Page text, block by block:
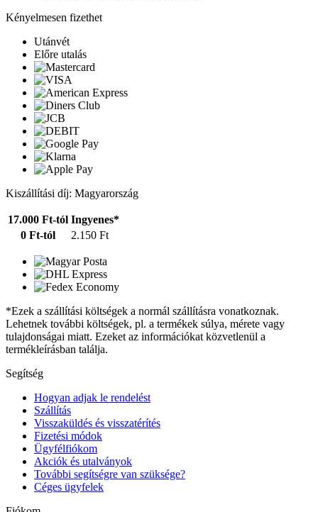
Kényelmesen fizethet
Utánvét
Előre utalás
Kiszállítási díj: Magyarország
17.000 Ft-tól Ingyenes*
0 Ft-tól
2.150 Ft
*Ezek a szállítási költségek a normál szállításra vonatkoznak.
Lehetnek további költségek, pl. a termékek súlya, mérete vagy
tulajdonságai miatt. Ezeket az információkat közvetlenül a
termékleírásban találja.
Segítség
Hogyan adjak le rendelést
Szállítás
Visszaküldés és visszatérítés
Fizetési módok
Ügyfélfiókom
Akciók és utalványok
További segítségre van szüksége?
Céges ügyfelek